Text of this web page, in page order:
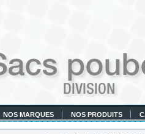
NOS MARQUES NOS PRODUITS